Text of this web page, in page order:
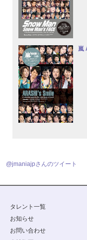
嵐
@jmaniajpさんのツイート
タレント一覧
お知らせ
お問い合わせ